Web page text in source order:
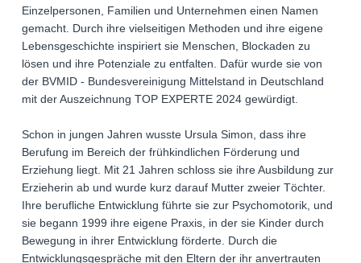
Einzelpersonen, Familien und Unternehmen einen Namen
gemacht. Durch ihre vielseitigen Methoden und ihre eigene
Lebensgeschichte inspiriert sie Menschen, Blockaden zu
lösen und ihre Potenziale zu entfalten. Dafür wurde sie von
der BVMID - Bundesvereinigung Mittelstand in Deutschland
mit der Auszeichnung TOP EXPERTE 2024 gewürdigt.
Schon in jungen Jahren wusste Ursula Simon, dass ihre
Berufung im Bereich der frühkindlichen Förderung und
Erziehung liegt. Mit 21 Jahren schloss sie ihre Ausbildung zur
Erzieherin ab und wurde kurz darauf Mutter zweier Töchter.
Ihre berufliche Entwicklung führte sie zur Psychomotorik, und
sie begann 1999 ihre eigene Praxis, in der sie Kinder durch
Bewegung in ihrer Entwicklung förderte. Durch die
Entwicklungsgespräche mit den Eltern der ihr anvertrauten